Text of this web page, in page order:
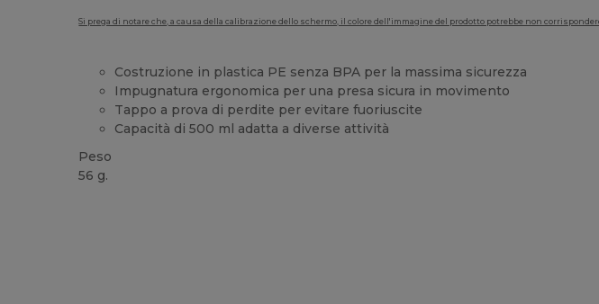
Si prega di notare che, a causa della calibrazione dello schermo, il colore dell'immagine del prodotto potrebbe non
Costruzione in plastica PE senza BPA per la massima sicurezza
Impugnatura ergonomica per una presa sicura in movimento
Tappo a prova di perdite per evitare fuoriuscite
Capacità di 500 ml adatta a diverse attività
Peso
56 g.